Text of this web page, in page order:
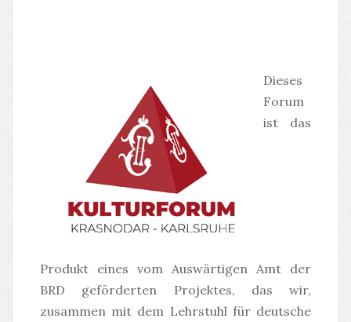
Dieses
Forum
ist das
Produkt eines vom Auswärtigen Amt der
BRD geförderten Projektes, das wir,
zusammen mit dem Lehrstuhl für deutsche